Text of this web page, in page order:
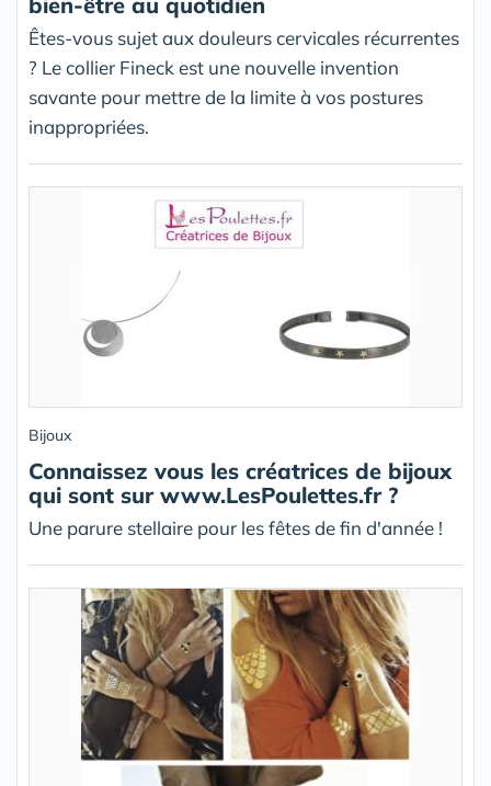
Êtes-vous sujet aux douleurs cervicales récurrentes
? Le collier Fineck est une nouvelle invention
savante pour mettre de la limite à vos postures
inappropriées.
Bijoux
Connaissez vous les créatrices de bijoux
qui sont sur www.LesPoulettes.fr ?
Une parure stellaire pour les fêtes de fin d'année !